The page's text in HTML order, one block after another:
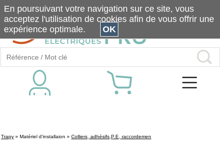
Trapy » Matériel d'installaion » Colliers, adhésifs,P.E, raccordemen
En poursuivant votre navigation sur ce site, vous
acceptez l'utilisation de cookies afin de vous offrir une
expérience optimale.
OK